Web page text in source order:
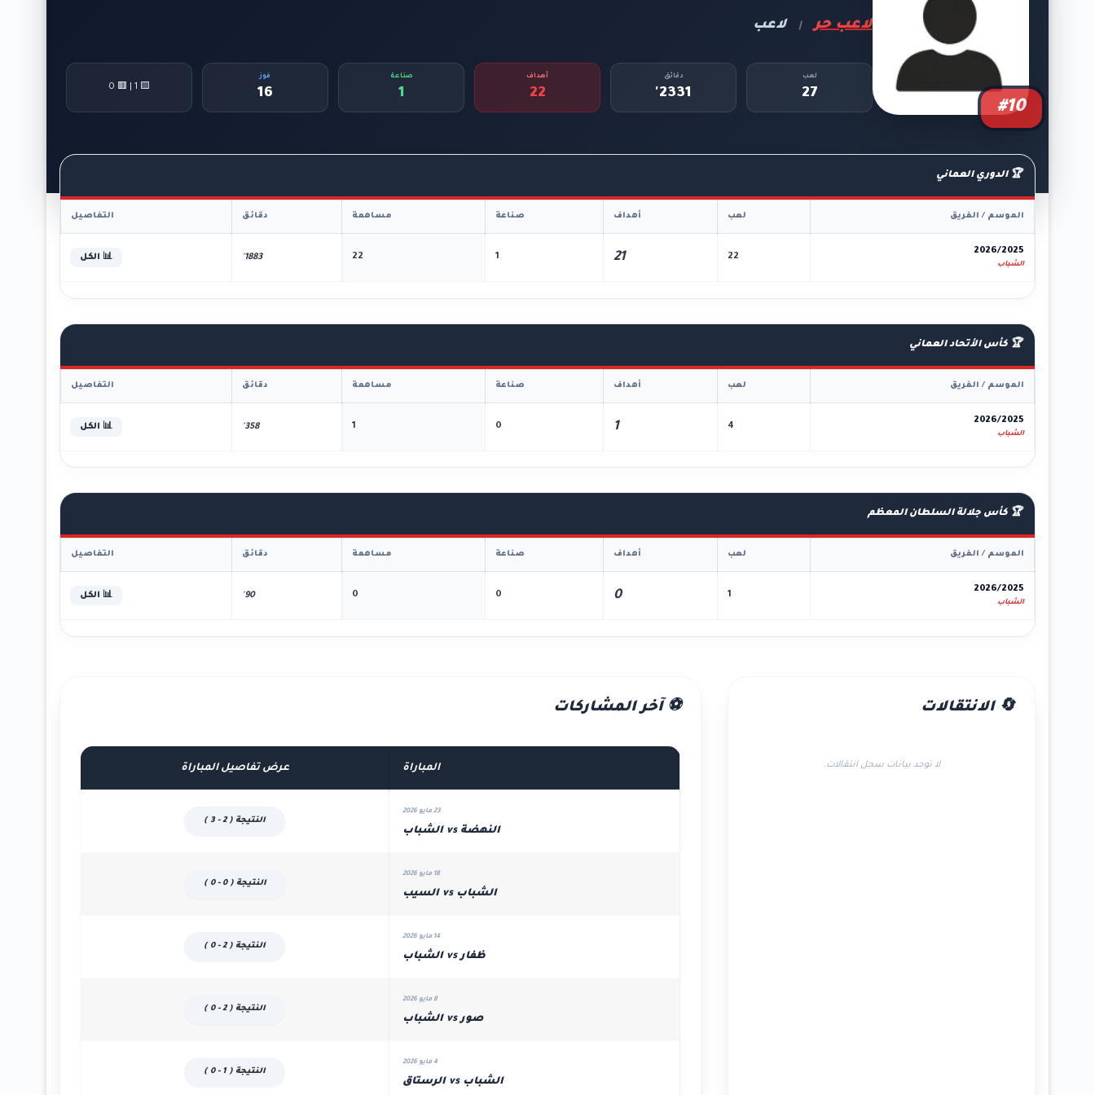
#10
لاعب حر | لاعب
لعب
27
دقائق
2331'
أهداف
22
صناعة
1
فوز
16
🟨 1 | 🟥 0
🏆 الدوري العماني
الموسم / الفريق لعب أهداف صناعة مساهمة دقائق التفاصيل
2026/2025
الشباب
22
21
1
22
1883' 📊 الكل
🏆 كأس الأتحاد العماني
الموسم / الفريق لعب أهداف صناعة مساهمة دقائق التفاصيل
2026/2025
الشباب
4
1
0
1
358' 📊 الكل
🏆 كأس جلالة السلطان المعظم
الموسم / الفريق لعب أهداف صناعة مساهمة دقائق التفاصيل
2026/2025
الشباب
1
0
0
0
90' 📊 الكل
🔄 الانتقالات
لا توجد بيانات سجل انتقالات.
⚽ آخر المشاركات
المباراة عرض تفاصيل المباراة
23 مايو 2026
النهضة vs الشباب
النتيجة ( 2 - 3 )
18 مايو 2026
الشباب vs السيب
النتيجة ( 0 - 0 )
14 مايو 2026
ظفار vs الشباب
النتيجة ( 2 - 0 )
8 مايو 2026
صور vs الشباب
النتيجة ( 2 - 0 )
4 مايو 2026
الشباب vs الرستاق
النتيجة ( 1 - 0 )